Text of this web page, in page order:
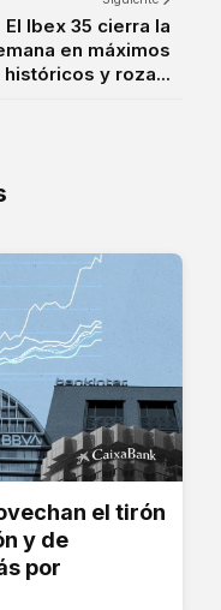
El Ibex 35 cierra la
en máximos
históricos y roza...
el tirón
y de
por